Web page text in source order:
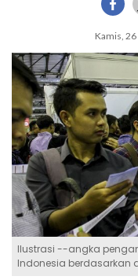
Kamis,
Ilustrasi --angka
Indonesia berdasarkan